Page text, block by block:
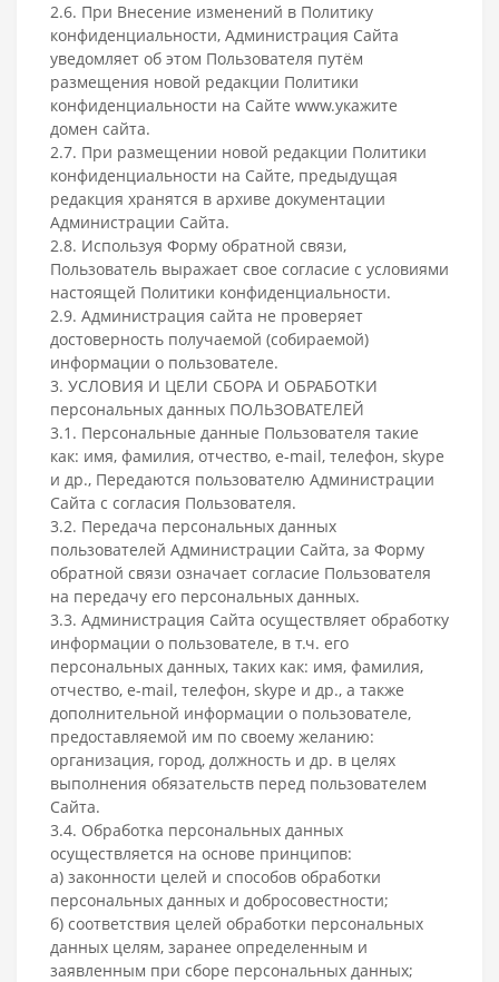
2.6. При Внесение изменений в Политику
конфиденциальности, Администрация Сайта
уведомляет об этом Пользователя путём
размещения новой редакции Политики
конфиденциальности на Сайте www.укажите
домен сайта.
2.7. При размещении новой редакции Политики
конфиденциальности на Сайте, предыдущая
редакция хранятся в архиве документации
Администрации Сайта.
2.8. Используя Форму обратной связи,
Пользователь выражает свое согласие с условиями
настоящей Политики конфиденциальности.
2.9. Администрация сайта не проверяет
достоверность получаемой (собираемой)
информации о пользователе.
3. УСЛОВИЯ И ЦЕЛИ СБОРА И ОБРАБОТКИ
персональных данных ПОЛЬЗОВАТЕЛЕЙ
3.1. Персональные данные Пользователя такие
как: имя, фамилия, отчество, e-mail, телефон, skype
и др., Передаются пользователю Администрации
Сайта с согласия Пользователя.
3.2. Передача персональных данных
пользователей Администрации Сайта, за Форму
обратной связи означает согласие Пользователя
на передачу его персональных данных.
3.3. Администрация Сайта осуществляет обработку
информации о пользователе, в т.ч. его
персональных данных, таких как: имя, фамилия,
отчество, e-mail, телефон, skype и др., а также
дополнительной информации о пользователе,
предоставляемой им по своему желанию:
организация, город, должность и др. в целях
выполнения обязательств перед пользователем
Сайта.
3.4. Обработка персональных данных
осуществляется на основе принципов:
а) законности целей и способов обработки
персональных данных и добросовестности;
б) соответствия целей обработки персональных
данных целям, заранее определенным и
заявленным при сборе персональных данных;